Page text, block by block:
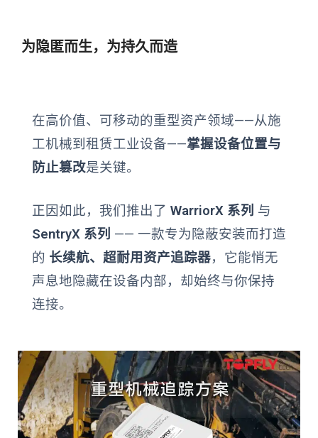
为隐匿而生，为持久而造
在高价值、可移动的重型资产领域——从施
工机械到租赁工业设备——掌握设备位置与
防止篡改是关键。
正因如此，我们推出了 WarriorX 系列 与
SentryX 系列 —— 一款专为隐蔽安装而打造
的 长续航、超耐用资产追踪器，它能悄无
声息地隐藏在设备内部，却始终与你保持
连接。